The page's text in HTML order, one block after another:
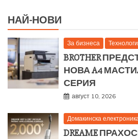
НАЙ-НОВИ
За бизнеса
BROTHER
НОВА A4
СЕРИЯ
август 10, 2026
Домакинска
DREAME